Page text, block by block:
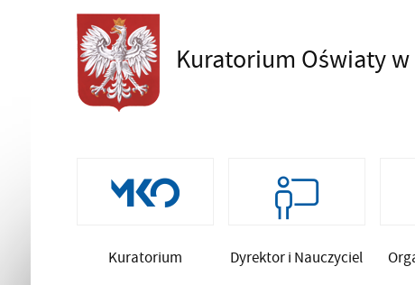
Kuratorium Oświatyw
Szukaj
Kuratorium Dyrektor i Nauczyciel